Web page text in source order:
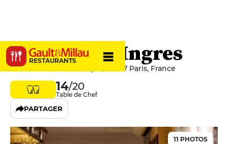
RESTAURANTS
Le Violon d'Ingres
135 Rue Saint-Dominique, 75007 Paris, France
14/20
Table de Chef
PARTAGER
11 PHOTOS